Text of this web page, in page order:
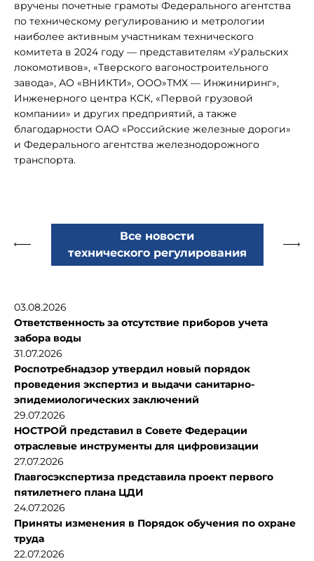
вручены почетные грамоты Федерального агентства
по техническому регулированию и метрологии
наиболее активным участникам технического
комитета в 2024 году — представителям «Уральских
локомотивов», «Тверского вагоностроительного
завода», АО «ВНИКТИ», ООО»ТМХ — Инжиниринг»,
Инженерного центра КСК, «Первой грузовой
компании» и других предприятий, а также
благодарности ОАО «Российские железные дороги»
и Федерального агентства железнодорожного
транспорта.
Все новости
технического регулирования
03.08.2026
Ответственность за отсутствие приборов учета
забора воды
31.07.2026
Роспотребнадзор утвердил новый порядок
проведения экспертиз и выдачи санитарно-
эпидемиологических заключений
29.07.2026
НОСТРОЙ представил в Совете Федерации
отраслевые инструменты для цифровизации
27.07.2026
Главгосэкспертиза представила проект первого
пятилетнего плана ЦДИ
24.07.2026
Приняты изменения в Порядок обучения по охране
труда
22.07.2026